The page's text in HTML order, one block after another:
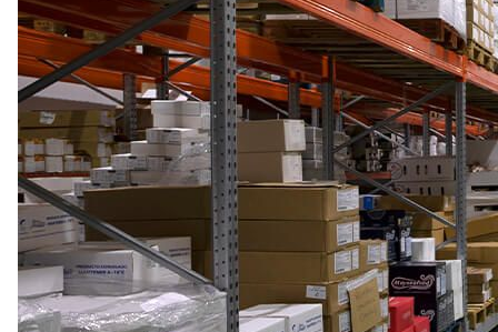
Rack
Push-
Back
(LIFO)
Racks
para
Rack
Picking
Manual
o
Mini
Rack